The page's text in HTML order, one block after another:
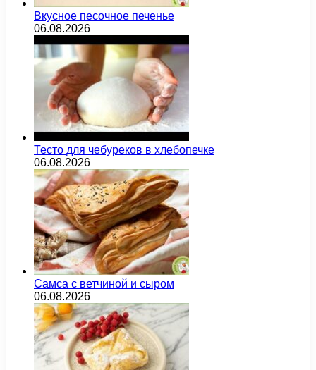
Вкусное песочное печенье
06.08.2026
Тесто для чебуреков в хлебопечке
06.08.2026
Самса с ветчиной и сыром
06.08.2026